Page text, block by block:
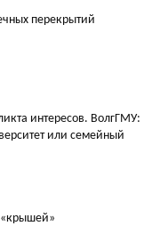
перекрытий
интересов. ВолгГМУ:
или семейный